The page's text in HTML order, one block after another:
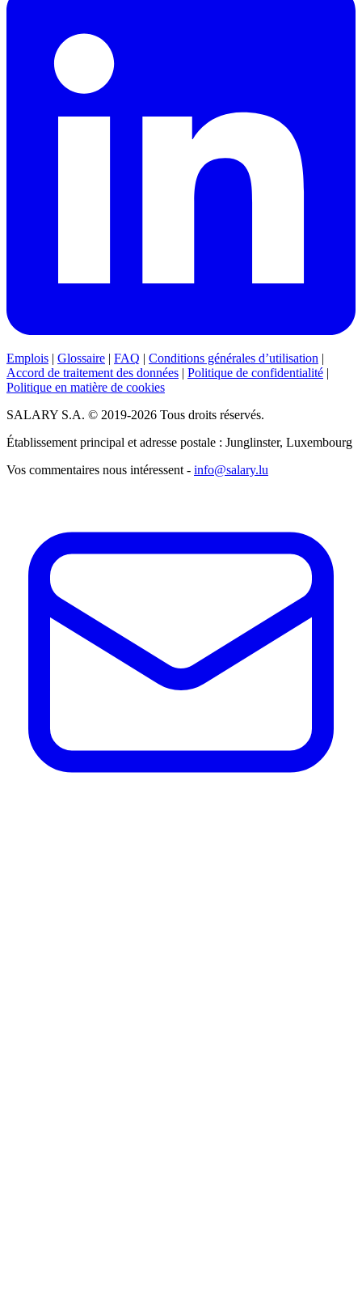
Emplois | Glossaire | FAQ | Conditions générales d’utilisation |
Accord de traitement des données | Politique de confidentialité |
Politique en matière de cookies
SALARY S.A. © 2019-2026 Tous droits réservés.
Établissement principal et adresse postale : Junglinster, Luxembourg
Vos commentaires nous intéressent - info@salary.lu